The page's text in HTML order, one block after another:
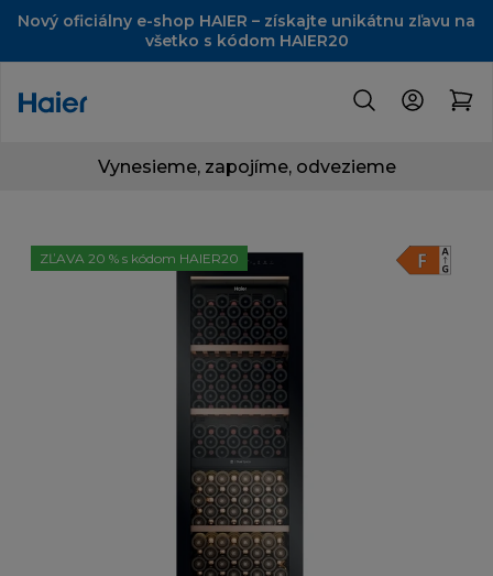
Nový oficiálny e-shop HAIER – získajte unikátnu zľavu na
všetko s kódom HAIER20
Vynesieme, zapojíme, odvezieme
ZĽAVA 20 % s kódom HAIER20